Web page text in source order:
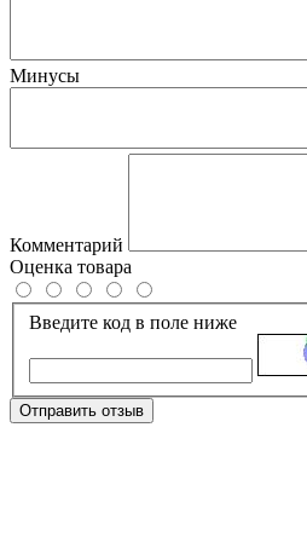
Минусы
Комментарий
Оценка товара
Введите код в поле ниже
Отправить отзыв